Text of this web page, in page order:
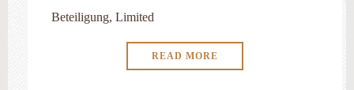
Beteiligung, Limited
READ MORE